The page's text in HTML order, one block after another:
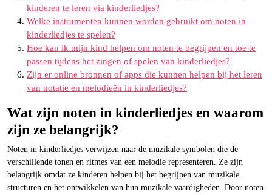
kinderen te leren via kinderliedjes?
Welke instrumenten kunnen worden gebruikt om noten in
kinderliedjes te spelen?
Hoe kan ik mijn kind helpen om noten te begrijpen en toe te
passen tijdens het zingen of spelen van kinderliedjes?
Zijn er online bronnen of apps die kunnen helpen bij het leren
van notatie en melodieën in kinderliedjes?
Wat zijn noten in kinderliedjes en waarom
zijn ze belangrijk?
Noten in kinderliedjes verwijzen naar de muzikale symbolen die de
verschillende tonen en ritmes van een melodie representeren. Ze zijn
belangrijk omdat ze kinderen helpen bij het begrijpen van muzikale
structuren en het ontwikkelen van hun muzikale vaardigheden. Door noten